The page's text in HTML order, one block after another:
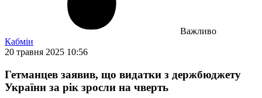
Важливо
Кабмін
20 травня 2025 10:56
Гетманцев заявив, що видатки з держбюджету
України за рік зросли на чверть